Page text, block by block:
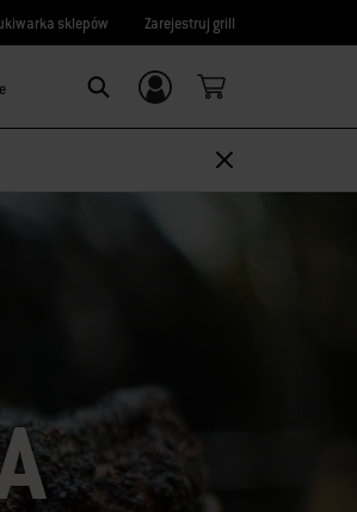
sklepów Zarejestruj grill
Logowanie/
rejestracja